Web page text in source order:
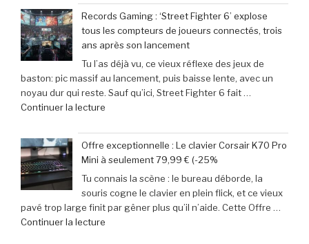
sur
les
films
parodiés
de
Get
Out
aventuriers
du
jeu
mobile
adoptent
la
Retroid
:
succès
phénoménal
grâce
à
une
Records Gaming : ‘Street Fighter 6’ explose
tous les compteurs de joueurs connectés, trois
ans après son lancement
Tu l’as déjà vu, ce vieux réflexe des jeux de
baston: pic massif au lancement, puis baisse lente, avec un
noyau dur qui reste. Sauf qu’ici, Street Fighter 6 fait …
Continuer la lecture
Gaming
:
‘Street
Fighter
6’
explose
Offre exceptionnelle : Le clavier Corsair K70 Pro
Mini à seulement 79,99 € (-25%
Tu connais la scène : le bureau déborde, la
souris cogne le clavier en plein flick, et ce vieux
pavé trop large finit par gêner plus qu’il n’aide. Cette Offre …
Continuer la lecture